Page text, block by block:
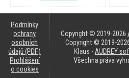
Podmínky
ochrany
osobních
údajů (PDF)
Prohlášení
o cookies
Copyright © 2019-2026
Copyright © 2019-
Klaus -AUDREY
Všechna práva